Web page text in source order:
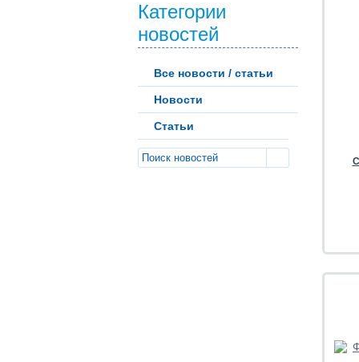
Категории
новостей
Все новости / статьи
Новости
Статьи